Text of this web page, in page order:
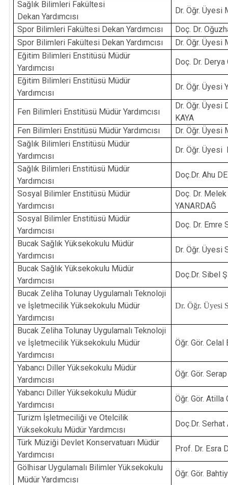
Sağlık Bilimleri Fakültesi
Dekan Yardımcısı
Dr. Öğr. Üyesi
Spor Bilimleri Fakültesi Dekan Yardımcısı
Doç. Dr.
Spor Bilimleri Fakültesi Dekan Yardımcısı
Dr. Öğr. Üyesi
Eğitim Bilimleri Enstitüsü Müdür
Yardımcısı
Doç. Dr. Derya
Eğitim Bilimleri Enstitüsü Müdür
Yardımcısı
Dr. Öğr. Üyesi
Fen Bilimleri Enstitüsü Müdür Yardımcısı
Dr. Öğr. Üyesi
KAYA
Fen Bilimleri Enstitüsü Müdür Yardımcısı
Dr. Öğr. Üyesi
Sağlık Bilimleri Enstitüsü Müdür
Yardımcısı
Dr. Öğr. Üyesi
Sağlık Bilimleri Enstitüsü Müdür
Yardımcısı
Doç.Dr. Ahu
Sosyal Bilimler Enstitüsü Müdür
Yardımcısı
Doç. Dr.
YANARDAĞ
Sosyal Bilimler Enstitüsü Müdür
Yardımcısı
Doç. Dr. Emre
Bucak Sağlık Yüksekokulu Müdür
Yardımcısı
Dr. Öğr. Üyesi
Bucak Sağlık Yüksekokulu Müdür
Yardımcısı
Doç.Dr. Sibel
Bucak Zeliha Tolunay Uygulamalı Teknoloji
ve İşletmecilik Yüksekokulu Müdür
Yardımcısı
Dr. Öğr. Üyesi
Bucak Zeliha Tolunay Uygulamalı Teknoloji
ve İşletmecilik Yüksekokulu Müdür
Yardımcısı
Öğr. Gör. Celal
Yabancı Diller Yüksekokulu Müdür
Yardımcısı
Öğr. Gör.
Yabancı Diller Yüksekokulu Müdür
Yardımcısı
Öğr. Gör. Atilla
Turizm İşletmeciliği ve Otelcilik
Yüksekokulu Müdür Yardımcısı
Doç.Dr.
Türk Müziği Devlet Konservatuarı Müdür
Yardımcısı
Prof. Dr. Esra
Gölhisar Uygulamalı Bilimler Yüksekokulu
Müdür Yardımcısı
Öğr. Gör.